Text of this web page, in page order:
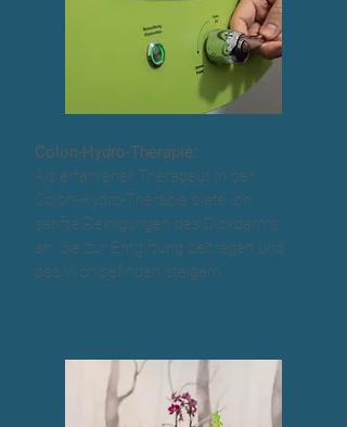
Colon-Hydro-Therapie:
Als erfahrener Therapeut in der
Colon-Hydro-Therapie biete ich
sanfte Reinigungen des Dickdarms
an, die zur Entgiftung beitragen und
das Wohlbefinden steigern.